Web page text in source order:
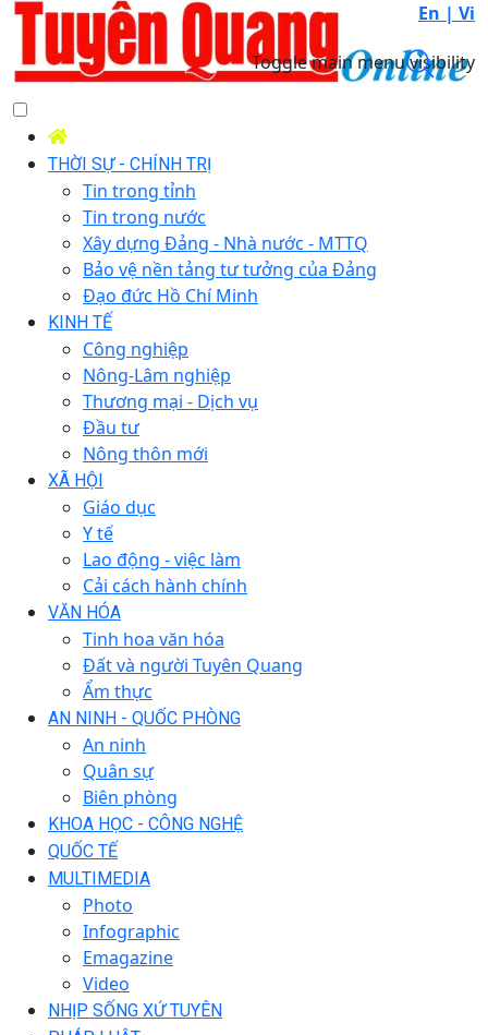
En | Vi
Toggle main menu visibility
THỜI SỰ - CHÍNH TRỊ
Tin trong tỉnh
Tin trong nước
Xây dựng Đảng - Nhà nước - MTTQ
Bảo vệ nền tảng tư tưởng của Đảng
Đạo đức Hồ Chí Minh
KINH TẾ
Công nghiệp
Nông-Lâm nghiệp
Thương mại - Dịch vụ
Đầu tư
Nông thôn mới
XÃ HỘI
Giáo dục
Y tế
Lao động - việc làm
Cải cách hành chính
VĂN HÓA
Tinh hoa văn hóa
Đất và người Tuyên Quang
Ẩm thực
AN NINH - QUỐC PHÒNG
An ninh
Quân sự
Biên phòng
KHOA HỌC - CÔNG NGHỆ
QUỐC TẾ
MULTIMEDIA
Photo
Infographic
Emagazine
Video
NHỊP SỐNG XỨ TUYÊN